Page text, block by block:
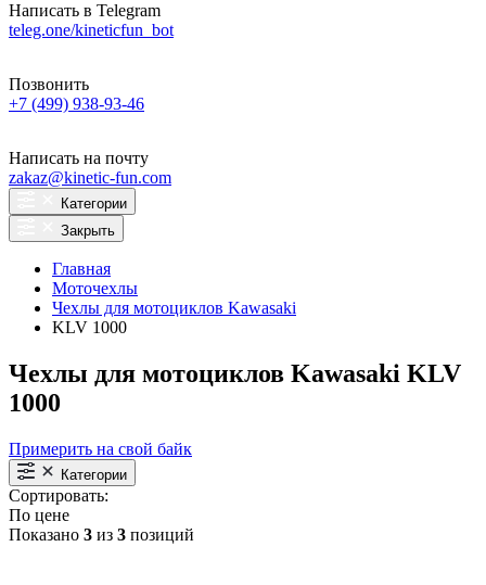
Написать в Telegram
teleg.one/kineticfun_bot
Позвонить
+7 (499) 938-93-46
Написать на почту
zakaz@kinetic-fun.com
Категории
Закрыть
Главная
Моточехлы
Чехлы для мотоциклов Kawasaki
KLV 1000
Чехлы для мотоциклов Kawasaki KLV
1000
Примерить на свой байк
Категории
Сортировать:
По цене
Показано 3 из 3 позиций